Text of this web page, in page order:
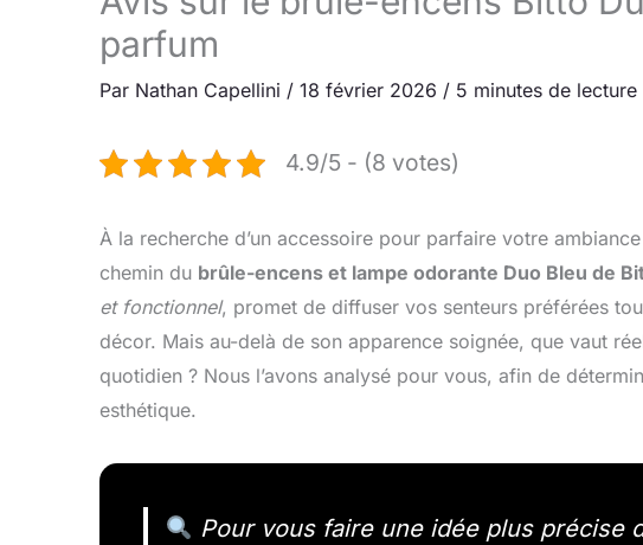
parfum
Par Nathan Capellini / 18 février 2026 / 5 minutes de lecture
4.9/5 - (8 votes)
À la recherche d’un accessoire pour parfaire votre
chemin du brûle-encens et lampe odorante Duo Bleu de
et fonctionnel, promet de diffuser vos senteurs préférées
décor. Mais au-delà de son apparence soignée, que vaut
quotidien ? Nous l’avons analysé pour vous, afin de
esthétique.
Pour vous faire une idée plus précise